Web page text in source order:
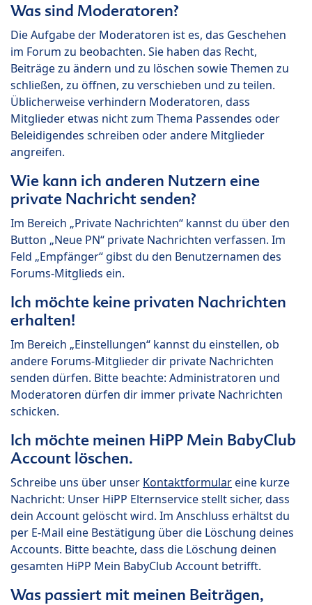
Was sind Moderatoren?
Die Aufgabe der Moderatoren ist es, das Geschehen
im Forum zu beobachten. Sie haben das Recht,
Beiträge zu ändern und zu löschen sowie Themen zu
schließen, zu öffnen, zu verschieben und zu teilen.
Üblicherweise verhindern Moderatoren, dass
Mitglieder etwas nicht zum Thema Passendes oder
Beleidigendes schreiben oder andere Mitglieder
angreifen.
Wie kann ich anderen Nutzern eine
private Nachricht senden?
Im Bereich „Private Nachrichten“ kannst du über den
Button „Neue PN“ private Nachrichten verfassen. Im
Feld „Empfänger“ gibst du den Benutzernamen des
Forums-Mitglieds ein.
Ich möchte keine privaten Nachrichten
erhalten!
Im Bereich „Einstellungen“ kannst du einstellen, ob
andere Forums-Mitglieder dir private Nachrichten
senden dürfen. Bitte beachte: Administratoren und
Moderatoren dürfen dir immer private Nachrichten
schicken.
Ich möchte meinen HiPP Mein BabyClub
Account löschen.
Schreibe uns über unser Kontaktformulareine kurze
Nachricht: Unser HiPP Elternservice stellt sicher, dass
dein Account gelöscht wird. Im Anschluss erhältst du
per E-Mail eine Bestätigung über die Löschung deines
Accounts. Bitte beachte, dass die Löschung deinen
gesamten HiPP Mein BabyClub Account betrifft.
Was passiert mit meinen Beiträgen,